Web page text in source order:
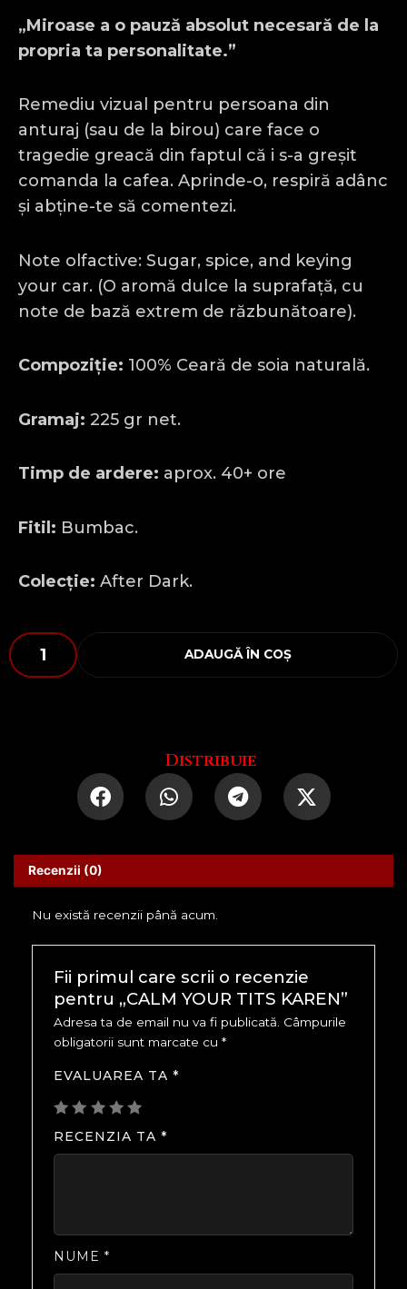
„Miroase a o pauză absolut necesară de la
propria ta personalitate.”
Remediu vizual pentru persoana din
anturaj (sau de la birou) care face o
tragedie greacă din faptul că i s-a greșit
comanda la cafea. Aprinde-o, respiră adânc
și abține-te să comentezi.
Note olfactive: Sugar, spice, and keying
your car. (O aromă dulce la suprafață, cu
note de bază extrem de răzbunătoare).
Compoziție: 100% Ceară de soia naturală.
Gramaj: 225 gr net.
Timp de ardere: aprox. 40+ ore
Fitil: Bumbac.
Colecție: After Dark.
Cantitate
CALM
YOUR
ADAUGĂ ÎN COȘ
Distribuie
Recenzii (0)
Nu există recenzii până acum.
Fii primul care scrii o recenzie
pentru „CALM YOUR TITS KAREN”
Adresa ta de email nu va fi publicată. Câmpurile
obligatorii sunt marcate cu *
EVALUAREA TA *
RECENZIA TA *
NUME *